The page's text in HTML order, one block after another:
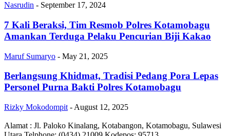
Nasrudin - September 17, 2024
7 Kali Beraksi, Tim Resmob Polres Kotamobagu
Amankan Terduga Pelaku Pencurian Biji Kakao
Maruf Sumaryo - May 21, 2025
Berlangsung Khidmat, Tradisi Pedang Pora Lepas
Personel Purna Bakti Polres Kotamobagu
Rizky Mokodompit - August 12, 2025
Alamat : Jl. Paloko Kinalang, Kotabangon, Kotamobagu, Sulawesi